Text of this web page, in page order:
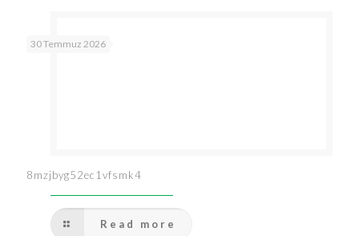
30 Temmuz 2026
8mzjbyg52ec1vfsmk4
Read more